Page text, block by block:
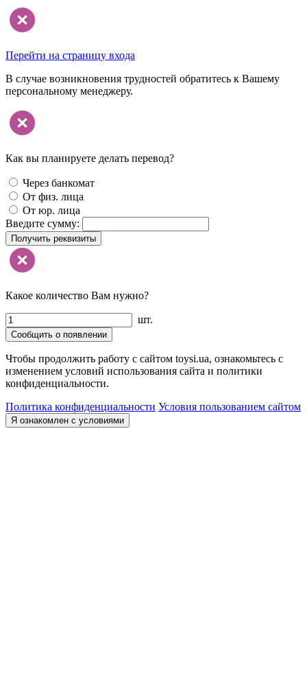
Перейти на страницу входа
В случае возникновения трудностей обратитесь к Вашему
персональному менеджеру.
Как вы планируете делать перевод?
Через банкомат
От физ. лица
От юр. лица
Введите сумму:
Получить реквизиты
Какое количество Вам нужно?
шт.
Сообщить о появлении
Чтобы продолжить работу с сайтом toysi.ua, ознакомьтесь с
изменением условий использования сайта и политики
конфиденциальности.
Политика конфиденциальности Условия пользованием сайтом
Я ознакомлен с условиями